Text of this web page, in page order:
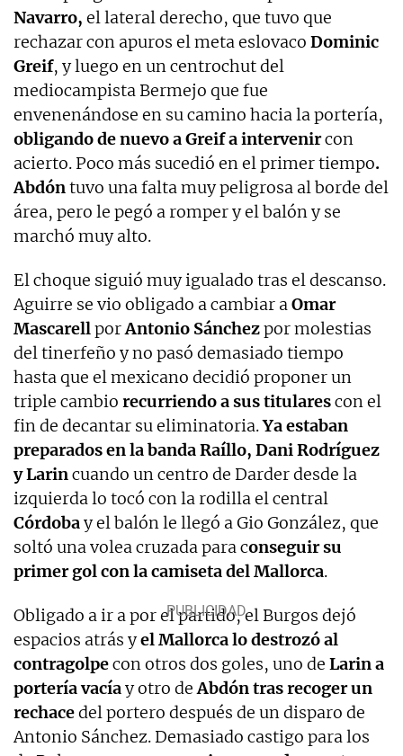
Navarro, el lateral derecho, que tuvo que
rechazar con apuros el meta eslovaco Dominic
Greif, y luego en un centrochut del
mediocampista Bermejo que fue
envenenándose en su camino hacia la portería,
obligando de nuevo a Greif a intervenircon
acierto. Poco más sucedió en el primer tiempo.
Abdóntuvo una falta muy peligrosa al borde del
área, pero le pegó a romper y el balón y se
marchó muy alto.
El choque siguió muy igualado tras el descanso.
Aguirre se vio obligado a cambiar aOmar
MascarellporAntonio Sánchezpor molestias
del tinerfeño y no pasó demasiado tiempo
hasta que el mexicano decidió proponer un
triple cambio recurriendo a sus titularescon el
fin de decantar su eliminatoria.Ya estaban
preparados en la banda Raíllo, Dani Rodríguez
y Larincuando un centro de Darder desde la
izquierda lo tocó con la rodilla el central
Córdobay el balón le llegó a Gio González, que
soltó una volea cruzada para conseguir su
primer gol con la camiseta del Mallorca.
Obligado a ir a por el partido, el Burgos dejó
espacios atrás yel Mallorca lo destrozó al
contragolpecon otros dos goles, uno de Larin a
portería vacíay otro deAbdón tras recoger un
rechacedel portero después de un disparo de
Antonio Sánchez. Demasiado castigo para los